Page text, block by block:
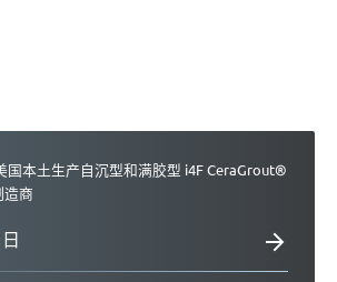
国本土生产自沉型和满胶型 i4F CeraGrout®
造商